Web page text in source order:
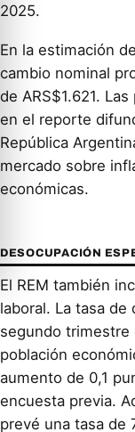
2025.
En la estimación
cambio nominal
de ARS$1.621.
en el reporte
República
mercado sobre
económicas.
DESOCUPACIÓN
El REM también
laboral. La tasa de
segundo trimestre
población
aumento de 0,1
encuesta previa.
prevé una tasa de